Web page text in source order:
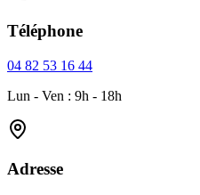
Téléphone
04 82 53 16 44
Lun - Ven : 9h - 18h
Adresse